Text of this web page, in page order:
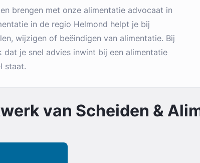
brengen met onze alimentatie advocaat in
in de regio Helmond helpt je bij
wijzigen of beëindigen van alimentatie. Bij
je snel advies inwint bij een alimentatie
staat.
van Scheiden &